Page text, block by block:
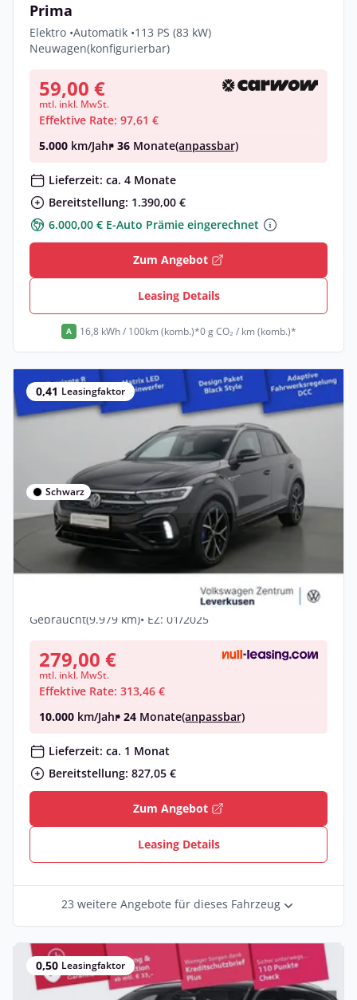
Prima
Elektro •Automatik •113 PS (83 kW)
Neuwagen(konfigurierbar)
59,00 €
mtl. inkl. MwSt.
Effektive Rate: 97,61 €
5.000 km/Jahr• 36 Monate(anpassbar)
Lieferzeit: ca. 4 Monate
Bereitstellung: 1.390,00 €
6.000,00 € E-Auto Prämie eingerechnet
Zum Angebot
Leasing Details
A 16,8 kWh / 100km (komb.)*0 g CO₂ / km (komb.)*
0,41 Leasingfaktor
Schwarz
Privat & Gewerbe
Volkswagen T-Roc R PANO MATRIX
AKRAPOVIC ACC AHK LEDER DCC
300 PS (221 kW)
Gebraucht(9.979 km)• EZ: 01/2025
279,00 €
mtl. inkl. MwSt.
Effektive Rate: 313,46 €
10.000 km/Jahr• 24 Monate(anpassbar)
Lieferzeit: ca. 1 Monat
Bereitstellung: 827,05 €
Zum Angebot
Leasing Details
23 weitere Angebote für dieses Fahrzeug
0,50 Leasingfaktor